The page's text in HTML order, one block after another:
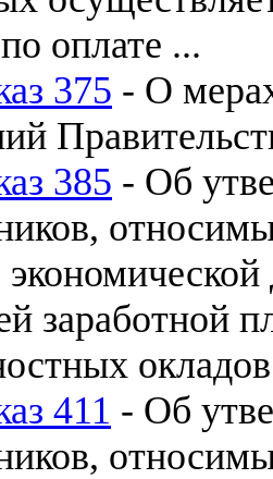
оплате ...
375 - О
385 - Об
заработной
411 - Об